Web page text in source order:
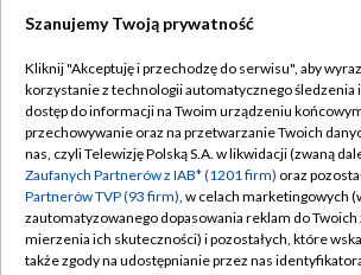
TVP
Abonament TVP
Emisja w TVP
Centrum informacji TVP
Naziemna Telewizja Cyfrowa
Regulamin TVP
Polityka prywatności
Moje zgody
Pomoc
Szanujemy Twoją prywatność
Kliknij "Akceptuję i przechodzę do serwisu", aby
korzystanie z technologii automatycznego śledzenia
dostęp do informacji na Twoim urządzeniu
przechowywanie oraz na przetwarzanie Twoich
nas, czyli Telewizję Polską S.A. w likwidacji (zwaną
Zaufanych Partnerów z IAB* (1201 firm) oraz
Partnerów TVP (93 firm), w celach marketingowych
zautomatyzowanego dopasowania reklam do
mierzenia ich skuteczności) i pozostałych, które
także zgody na udostępnianie przez nas